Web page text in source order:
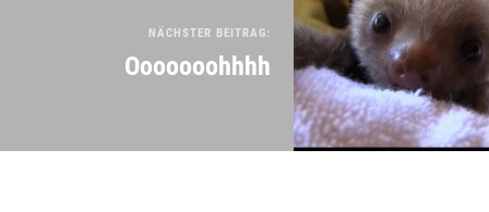
NÄCHSTER BEITRAG:
Ooooooohhhh